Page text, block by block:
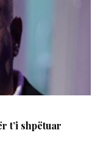
t’i shpëtuar